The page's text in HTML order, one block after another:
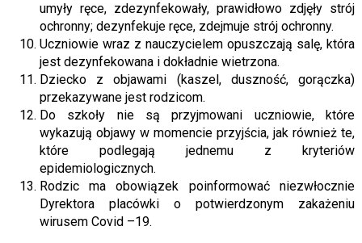
umyły ręce, zdezynfekowały, prawidłowo zdjęły strój
ochronny; dezynfekuje ręce, zdejmuje strój ochronny.
Uczniowie wraz z nauczycielem opuszczają salę, która
jest dezynfekowana i dokładnie wietrzona.
Dziecko z objawami (kaszel, duszność, gorączka)
przekazywane jest rodzicom.
Do szkoły nie są przyjmowani uczniowie, które
wykazują objawy w momencie przyjścia, jak również te,
które podlegają jednemu z kryteriów
epidemiologicznych.
Rodzic ma obowiązek poinformować niezwłocznie
Dyrektora placówki o potwierdzonym zakażeniu
wirusem Covid –19.